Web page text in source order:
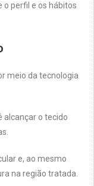
o perfil e os hábitos
meio da tecnologia
alcançar o tecido
e, ao mesmo
na região tratada.